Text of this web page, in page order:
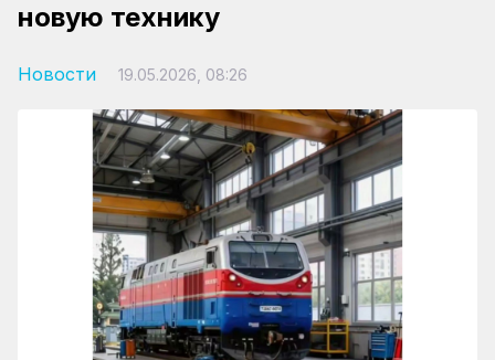
новую технику
Новости 19.05.2026, 08:26